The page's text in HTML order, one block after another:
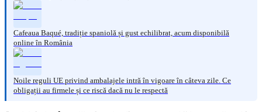
Cafeaua Baqué, tradiție spaniolă și gust echilibrat, acum disponibilă
online în România
Noile reguli UE privind ambalajele intră în vigoare în câteva zile. Ce
obligații au firmele și ce riscă dacă nu le respectă